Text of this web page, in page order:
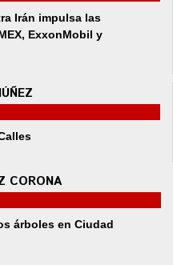
Irán impulsa las
ExxonMobil y
CORONA
árboles en Ciudad